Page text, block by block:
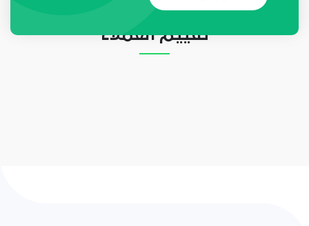
تقييم العملاء